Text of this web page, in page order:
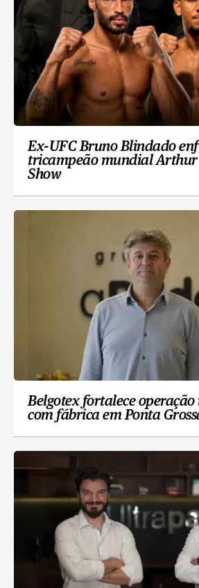
Ex-UFC Bruno Blindado
tricampeão mundial Arthur
Show
Belgotex fortalece
com fábrica em Ponta